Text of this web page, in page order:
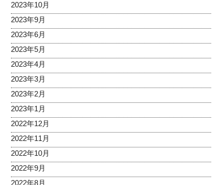
2023年10月
2023年9月
2023年6月
2023年5月
2023年4月
2023年3月
2023年2月
2023年1月
2022年12月
2022年11月
2022年10月
2022年9月
2022年8月